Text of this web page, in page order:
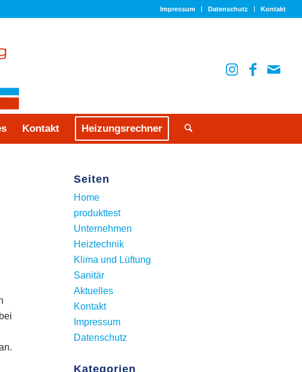
Impressum Datenschutz Kontakt
Kontakt Heizungsrechner
Seiten
Home
produkttest
Unternehmen
Heiztechnik
Klima und Lüftung
Sanitär
Aktuelles
Kontakt
Impressum
Datenschutz
Kategorien